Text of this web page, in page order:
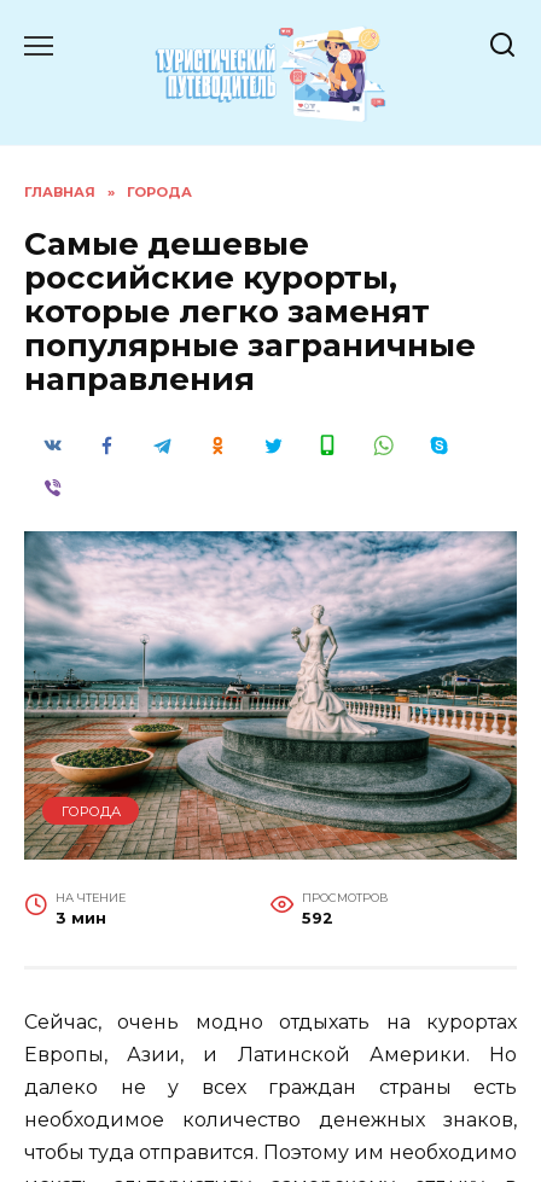
ГЛАВНАЯ » ГОРОДА
Самые дешевые
российские курорты,
которые легко заменят
популярные заграничные
направления
ГОРОДА
НА ЧТЕНИЕ
3 мин
ПРОСМОТРОВ
592
Сейчас, очень модно отдыхать на курортах
Европы, Азии, и Латинской Америки. Но
далеко не у всех граждан страны есть
необходимое количество денежных знаков,
чтобы туда отправится. Поэтому им необходимо